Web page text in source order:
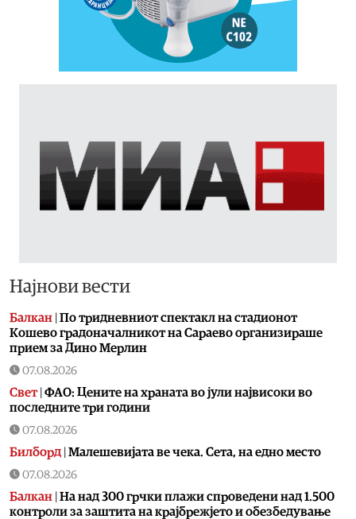
Најнови вести
Балкан | По тридневниот спектакл на стадионот
Кошево градоначалникот на Сараево организираше
прием за Дино Мерлин
07.08.2026
Свет| ФАО: Цените на храната во јули највисоки во
последните три години
07.08.2026
Билборд | Малешевијата ве чека. Сета, на едно место
07.08.2026
Балкан | На над 300 грчки плажи спроведени над 1.500
контроли за заштита на крајбрежјето и обезбедување